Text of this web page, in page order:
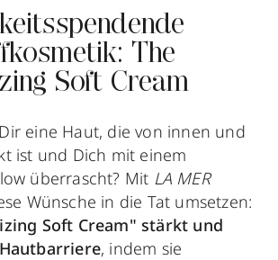
The
Soft Cream
eine Haut, die von innen und
ist und Dich mit einem
überrascht? Mit LA MER
Wünsche in die Tat umsetzen:
Soft Cream" stärkt und
, indem sie